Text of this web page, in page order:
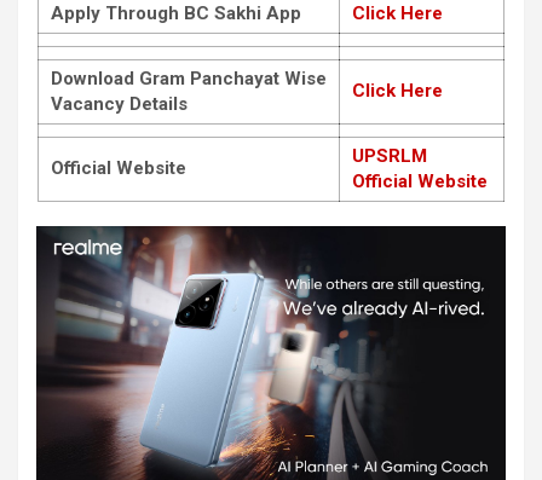
Apply Through BC Sakhi App
Click Here
Download Gram Panchayat Wise
Vacancy Details
Click Here
Official Website
UPSRLM
Official Website